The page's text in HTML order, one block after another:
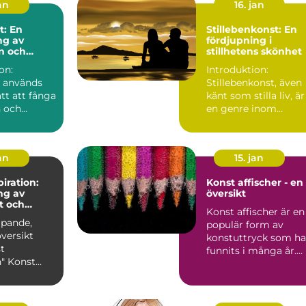
En
av
och
att fånga
och
16. jan
Stillebenkonst: En
fördjupning i
stillhetens skönhet
Introduktion:
Stillebenkonst, även
känt som stilla liv, är
en genre inom
som h...
av
och
k...
15. jan
Konst affischer - en
översikt
Konst affischer är en
populär form av
konstuttryck som
funnits i många år.